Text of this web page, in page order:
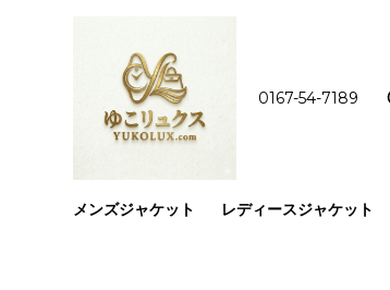
0167-54-7189
メンズジャケット レディースジャケット